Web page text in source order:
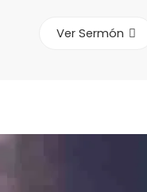
Ver Sermón